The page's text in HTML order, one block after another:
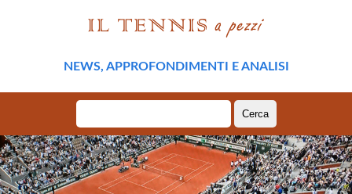
NEWS, APPROFONDIMENTI E ANALISI
per: